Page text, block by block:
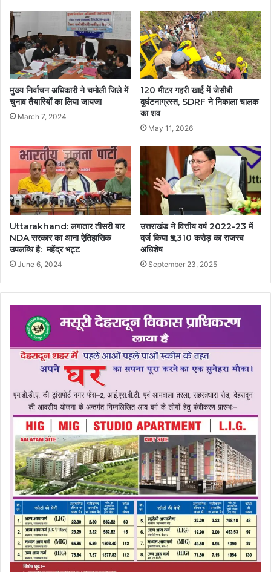
मुख्य निर्वाचन अधिकारी ने चमोली जिले में
चुनाव तैयारियों का लिया जायजा
March 7, 2024
120 मीटर गहरी खाई में जेसीबी
दुर्घटनाग्रस्त, SDRF ने निकाला चालक
का शव
May 11, 2026
Uttarakhand: लगातार तीसरी बार
NDA सरकार का आना ऐतिहासिक
उपलब्धि है: महेंद्र भट्ट
June 6, 2024
उत्तराखंड ने वित्तीय वर्ष 2022-23 में
दर्ज किया ₹5,310 करोड़ का राजस्व
अधिशेष
September 23, 2025